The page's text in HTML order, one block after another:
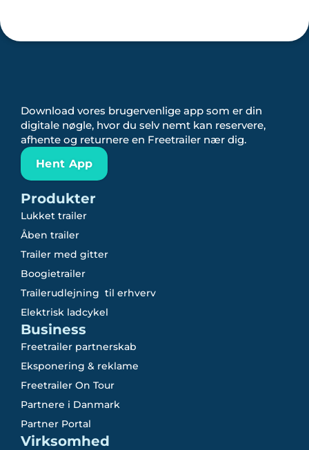
Download vores brugervenlige app som er din
digitale nøgle, hvor du selv nemt kan reservere,
afhente og returnere en Freetrailer nær dig.
Hent App
Produkter
Lukket trailer
Åben trailer
Trailer med gitter
Boogietrailer
Trailerudlejning til erhverv
Elektrisk ladcykel
Business
Freetrailer partnerskab
Eksponering & reklame
Freetrailer On Tour
Partnere i Danmark
Partner Portal
Virksomhed